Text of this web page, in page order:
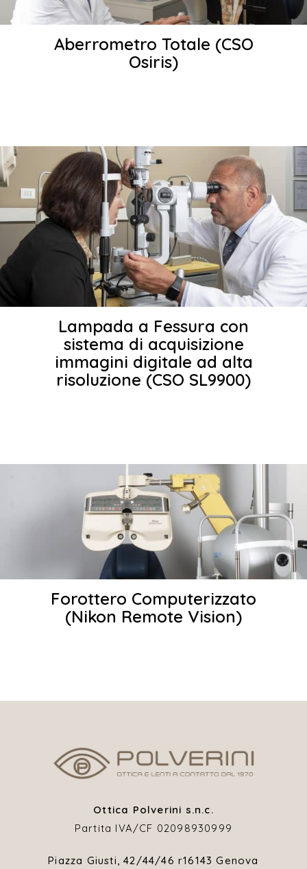
Aberrometro Totale (CSO
Osiris)
Lampada a Fessura con
sistema di acquisizione
immagini digitale ad alta
risoluzione (CSO SL9900)
Forottero Computerizzato
(Nikon Remote Vision)
Ottica Polverini s.n.c.
Partita IVA/CF 02098930999
Piazza Giusti, 42/44/46 r16143 Genova